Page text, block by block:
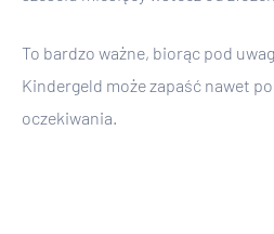
To bardzo ważne, biorąc pod
Kindergeld może zapaść nawet
oczekiwania.